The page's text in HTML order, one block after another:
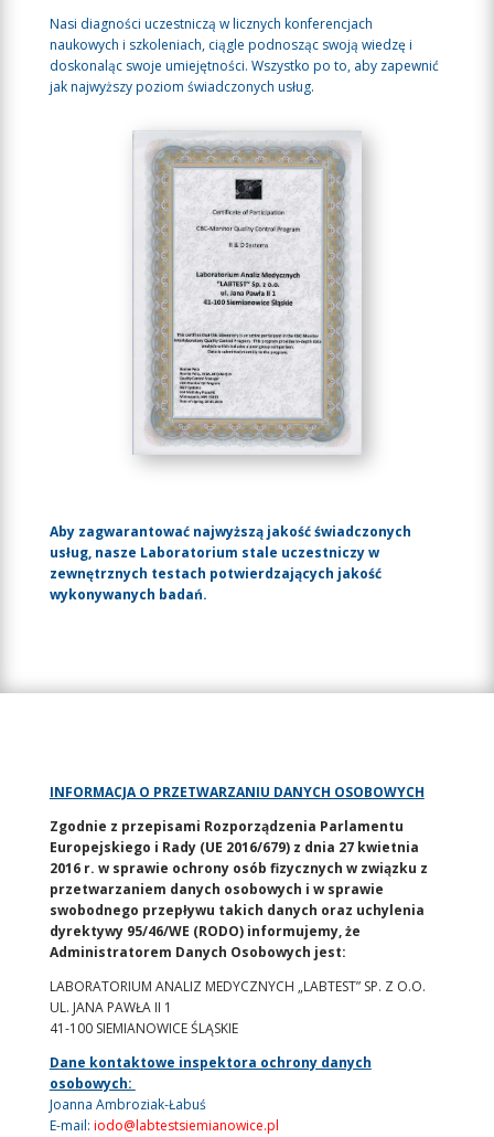
Nasi diagności uczestniczą w licznych konferencjach
naukowych i szkoleniach, ciągle podnosząc swoją wiedzę i
doskonaląc swoje umiejętności. Wszystko po to, aby zapewnić
jak najwyższy poziom świadczonych usług.
Aby zagwarantować najwyższą jakość świadczonych
usług, nasze Laboratorium stale uczestniczy w
zewnętrznych testach potwierdzających jakość
wykonywanych badań.
INFORMACJA O PRZETWARZANIU DANYCH OSOBOWYCH
Zgodnie z przepisami Rozporządzenia Parlamentu
Europejskiego i Rady (UE 2016/679) z dnia 27 kwietnia
2016 r. w sprawie ochrony osób fizycznych w związku z
przetwarzaniem danych osobowych i w sprawie
swobodnego przepływu takich danych oraz uchylenia
dyrektywy 95/46/WE (RODO) informujemy, że
Administratorem Danych Osobowych jest:
LABORATORIUM ANALIZ MEDYCZNYCH „LABTEST” SP. Z O.O.
UL. JANA PAWŁA II 1
41-100 SIEMIANOWICE ŚLĄSKIE
Dane kontaktowe inspektora ochrony danych
osobowych:
Joanna Ambroziak-Łabuś
E-mail: iodo@labtestsiemianowice.pl